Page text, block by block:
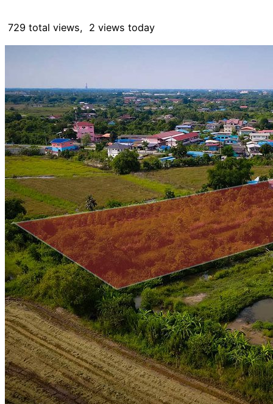
729 total views, 2 views today